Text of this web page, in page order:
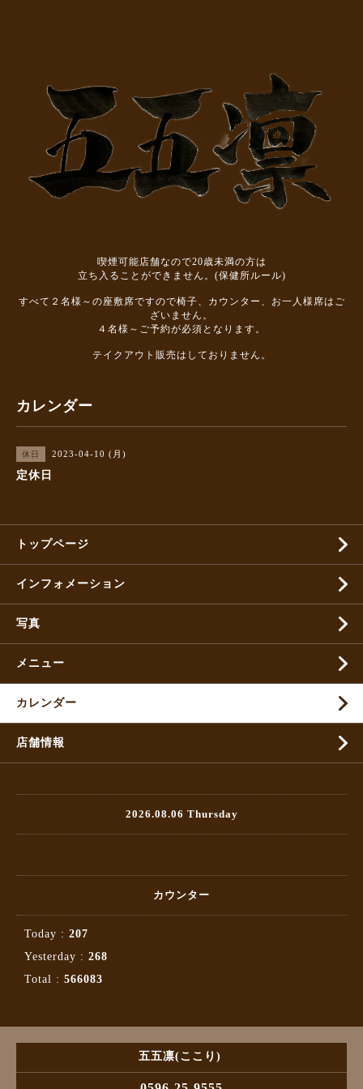
喫煙可能店舗なので20歳未満の方は
立ち入ることができません。(保健所ルール)
すべて２名様～の座敷席ですので椅子、カウンター、お一人様席はご
ざいません。
４名様～ご予約が必須となります。
テイクアウト販売はしておりません。
カレンダー
休日 2023-04-10 (月)
定休日
トップページ
インフォメーション
写真
メニュー
カレンダー
店舗情報
2026.08.06 Thursday
カウンター
Today : 207
Yesterday : 268
Total : 566083
五五凛(ここり)